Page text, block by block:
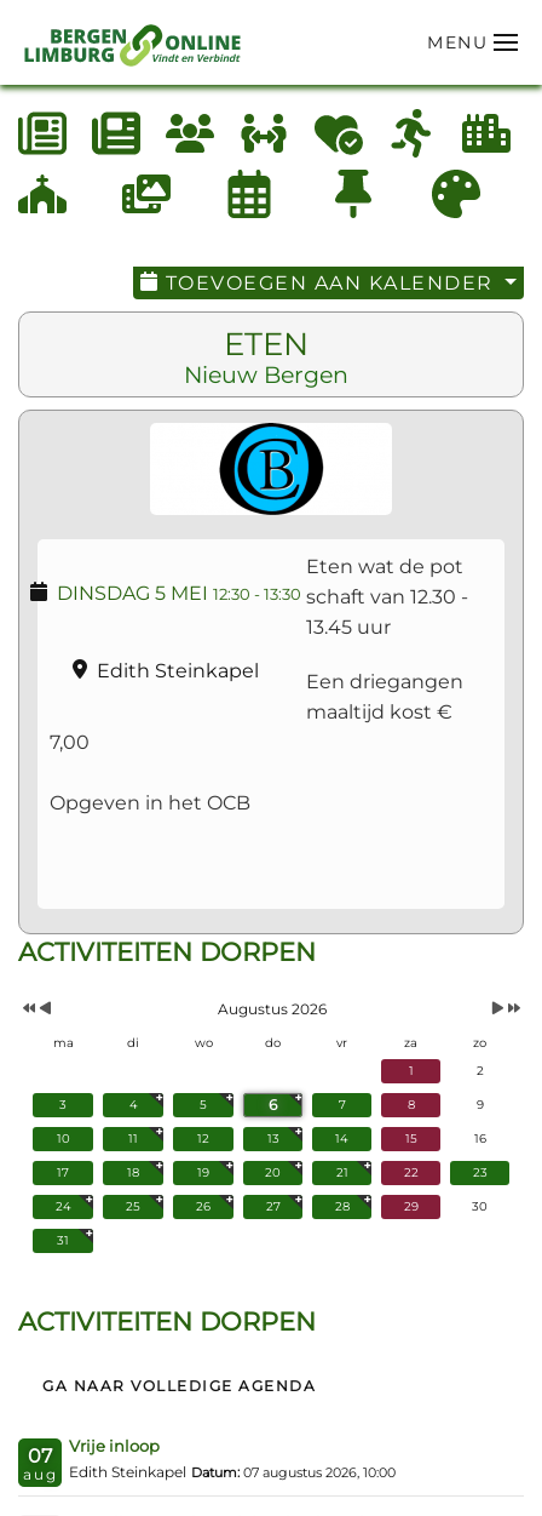
Terug naar hoofdinhoud
MENU
TOEVOEGEN AAN KALENDER
ETEN
Nieuw Bergen
DINSDAG 5 MEI 12:30 -13:30
Edith Steinkapel
Eten wat de pot
schaft van 12.30 -
13.45 uur
Een driegangen
maaltijd kost €
7,00
Opgeven in het OCB
ACTIVITEITEN DORPEN
Vorig
Jaar
Vorige
Maand
Volgend
Augustus 2026
ma di wo do vr za
zo
1
2
3 4 5 6 7 8 9
10 11 12 13 14 15 16
17 18 19 20 21 22 23
24 25 26 27 28 29 30
31
ACTIVITEITEN DORPEN
GA NAAR VOLLEDIGE AGENDA
07
aug
Vrije inloop
Edith Steinkapel Datum: 07 augustus 2026, 10:00